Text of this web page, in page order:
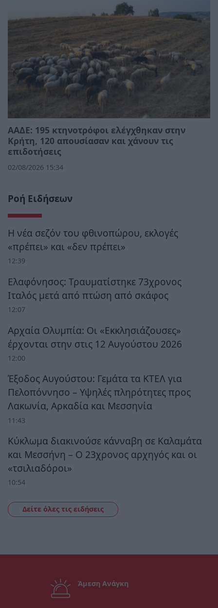
ΑΑΔΕ: 195 κτηνοτρόφοι ελέγχθηκαν στην
Κρήτη, 120 απουσίασαν και χάνουν τις
επιδοτήσεις
02/08/2026 15:34
Ροή Ειδήσεων
Η νέα σεζόν του φθινοπώρου, εκλογές
«πρέπει» και «δεν πρέπει»
12:39
Ελαφόνησος: Τραυματίστηκε 73χρονος
Ιταλός μετά από πτώση από σκάφος
12:07
Αρχαία Ολυμπία: Οι «Εκκλησιάζουσες»
έρχονται στην στις 12 Αυγούστου 2026
12:00
Έξοδος Αυγούστου: Γεμάτα τα ΚΤΕΛ για
Πελοπόννησο – Υψηλές πληρότητες προς
Λακωνία, Αρκαδία και Μεσσηνία
11:43
Κύκλωμα διακινούσε κάνναβη σε Καλαμάτα
και Μεσσήνη – Ο 23χρονος αρχηγός και οι
«τσιλιαδόροι»
10:54
Δείτε όλες τις ειδήσεις
Άμεση Ανάγκη